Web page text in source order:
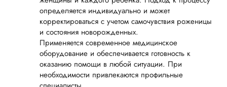
определяется индивидуально и может
корректироваться с учетом самочувствия роженицы
и состояния новорожденных.
Применяется современное медицинское
оборудование и обеспечивается готовность к
оказанию помощи в любой ситуации. При
необходимости привлекаются профильные